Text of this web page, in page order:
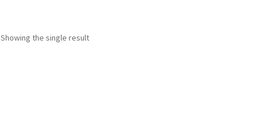
Showing the single result